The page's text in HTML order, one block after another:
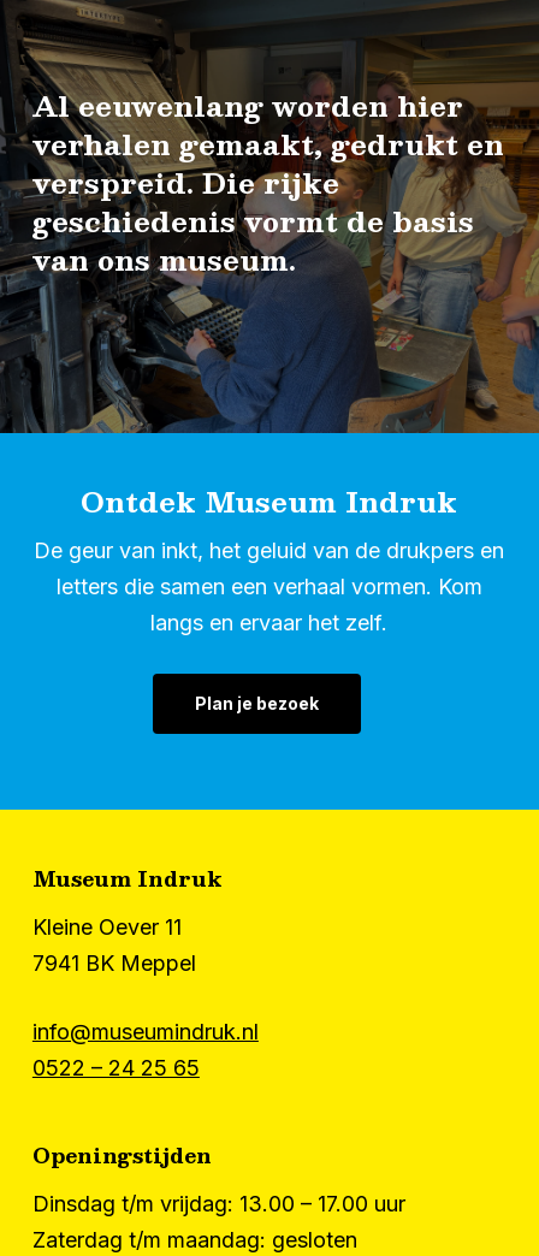
Aleeuwenlangwordenhier
verhalengemaakt,gedrukten
verspreid.Dierijke
geschiedenisvormtde basis
vanonsmuseum.
Ontdek Museum Indruk
De geur van inkt, het geluid van de drukpers en
letters die samen een verhaal vormen. Kom
langs en ervaar het zelf.
Plan je bezoek
Museum Indruk
Kleine Oever 11
7941 BK Meppel
info@museumindruk.nl
0522 – 24 25 65
Openingstijden
Dinsdag t/m vrijdag: 13.00 – 17.00 uur
Zaterdag t/m maandag: gesloten